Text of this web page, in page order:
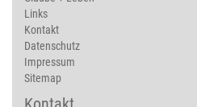
Links
Kontakt
Datenschutz
Impressum
Sitemap